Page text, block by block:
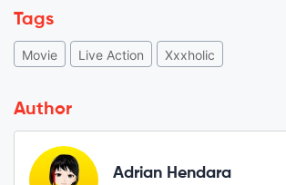
Tags
Movie Live Action Xxxholic
Author
Adrian Hendara